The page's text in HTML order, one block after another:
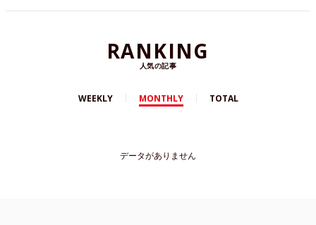
RANKING
人気の記事
WEEKLY MONTHLY TOTAL
データがありません